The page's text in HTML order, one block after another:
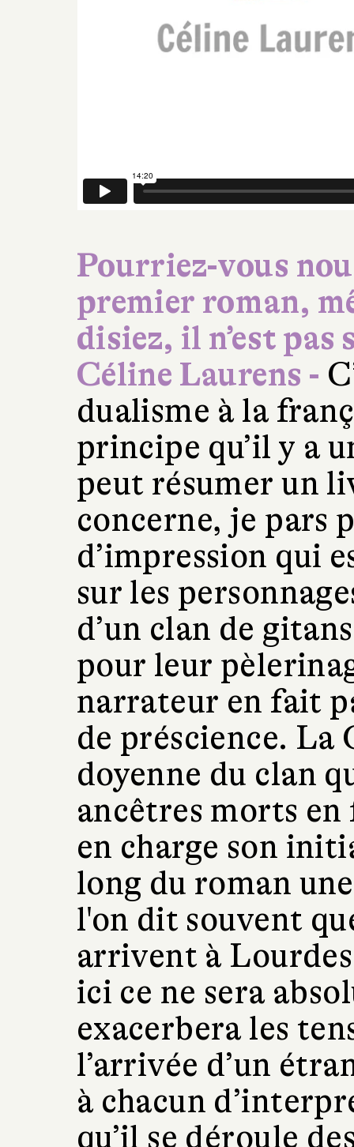
Pourriez-vous
premier roman,
disiez, il n’est pas
Céline Laurens -
dualisme à la
principe qu’il y a
peut résumer un
concerne, je pars
d’impression qui
sur les
d’un clan de
pour leur
narrateur en fait
de préscience. La
doyenne du clan
ancêtres morts
en charge son
long du roman
l'on dit souvent
arrivent à
ici ce ne sera
exacerbera les
l’arrivée d’un
à chacun
qu’il se déroule